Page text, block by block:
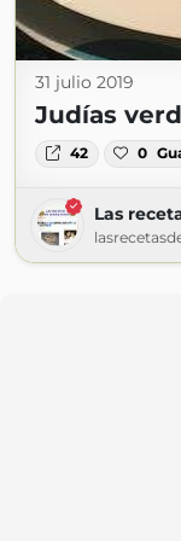
31 julio 2019
Judías
42 0
Las